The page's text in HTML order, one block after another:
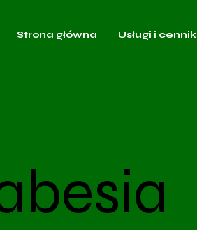
Strona główna Usługi i cennik